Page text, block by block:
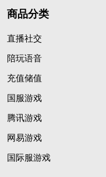
商品分类
直播社交
陪玩语音
充值储值
国服游戏
腾讯游戏
网易游戏
国际服游戏